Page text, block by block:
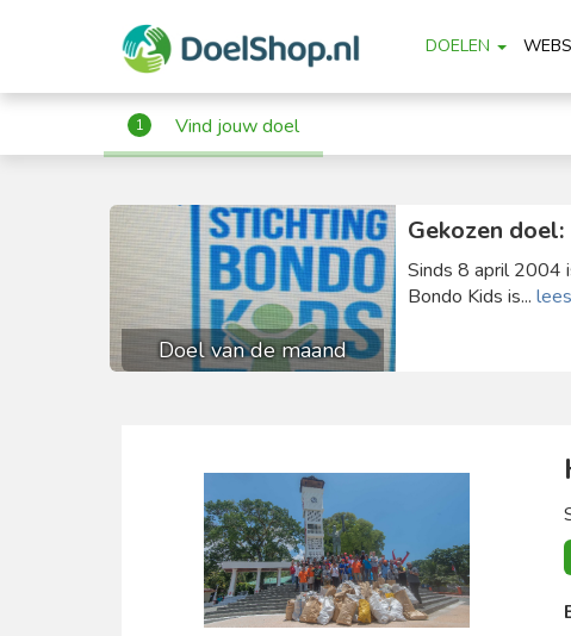
DOELEN
1 Vind jouw doel
Doel van de maand
Gekozen doel:
Sinds 8 april 2004
Bondo Kids is...